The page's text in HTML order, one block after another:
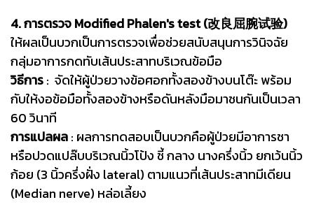
4. การตรวจ Modified Phalen's test (改良屈腕试验)
ให้ผลเป็นบวกเป็นการตรวจเพื่อช่วยสนับสนุนการวินิจฉัย
กลุ่มอาการกดทับเส้นประสาทบริเวณข้อมือ
วิธีการ: จัดให้ผู้ป่วยวางข้อศอกทั้งสองข้างบนโต๊ะ พร้อม
กับให้งอข้อมือทั้งสองข้างหรือดันหลังมือมาชนกันเป็นเวลา
60 วินาที
การแปลผล: ผลการทดสอบเป็นบวกคือผู้ป่วยมีอาการชา
หรือปวดแปล๊บบริเวณนิ้วโป้ง ชี้ กลาง นางครึ่งนิ้ว ยกเว้นนิ้ว
ก้อย (3 นิ้วครึ่งฝั่ง lateral) ตามแนวที่เส้นประสาทมีเดียน
(Median nerve) หล่อเลี้ยง